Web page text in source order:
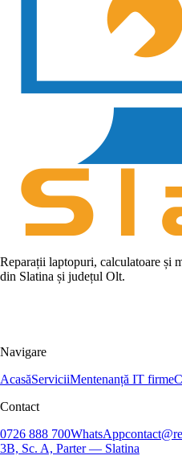
Reparații laptopuri, calculatoare și
din Slatina și județul Olt.
Navigare
AcasăServiciiMentenanță IT firme
Contact
0726 888 700WhatsApp
3B, Sc. A, Parter — Slatina